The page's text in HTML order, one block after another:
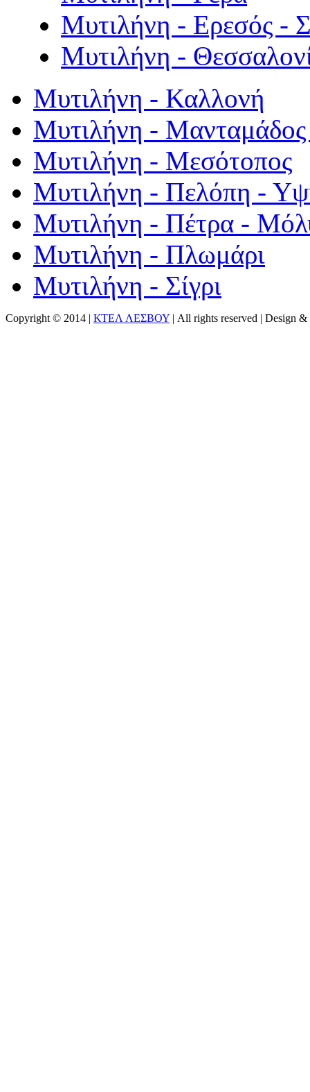
Μυτιλήνη - Ερεσός -
Μυτιλήνη -
Μυτιλήνη - Καλλονή
Μυτιλήνη - Μανταμάδος
Μυτιλήνη - Μεσότοπος
Μυτιλήνη - Πελόπη -
Μυτιλήνη - Πέτρα -
Μυτιλήνη - Πλωμάρι
Μυτιλήνη - Σίγρι
Copyright © 2014 | ΚΤΕΛ ΛΕΣΒΟΥ | All rights reserved | Design &